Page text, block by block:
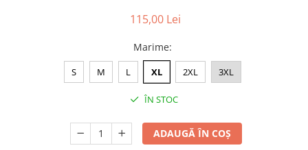
115,00 Lei
Marime:
S M L XL 2XL 3XL
ÎN STOC
ADAUGĂ ÎN COȘ